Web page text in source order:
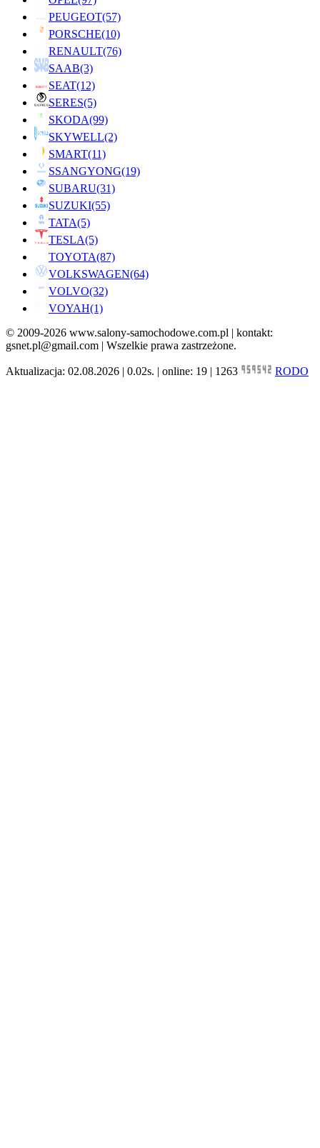
PEUGEOT(57)
PORSCHE(10)
RENAULT(76)
SAAB(3)
SEAT(12)
SERES(5)
SKODA(99)
SKYWELL(2)
SMART(11)
SSANGYONG(19)
SUBARU(31)
SUZUKI(55)
TATA(5)
TESLA(5)
TOYOTA(87)
VOLKSWAGEN(64)
VOLVO(32)
VOYAH(1)
© 2009-2026 www.salony-samochodowe.com.pl | kontakt:
gsnet.pl@gmail.com | Wszelkie prawa zastrzeżone.
Aktualizacja: 02.08.2026 | 0.02s. | online: 19 | 1263 RODO